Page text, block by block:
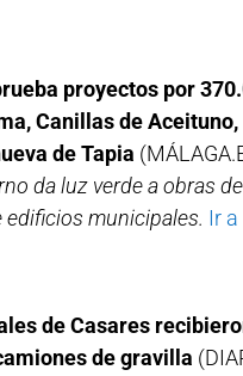
proyectos por
Canillas de Aceituno,
de Tapia
da luz verde a obras de
edificios municipales. Ir a
de Casares
de gravilla